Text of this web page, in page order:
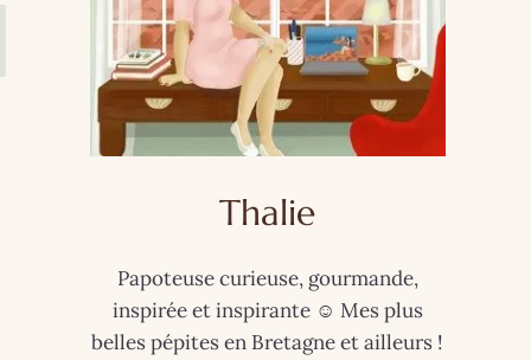
Thalie
Papoteuse curieuse, gourmande,
inspirée et inspirante ☺️ Mes plus
belles pépites en Bretagne et ailleurs !